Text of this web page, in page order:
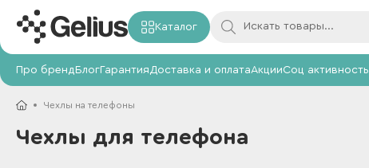
Каталог
Про брендБлогГарантия Доставка и оплатаАкцииСоц активность
Чехлы на телефоны
Чехлы для телефона